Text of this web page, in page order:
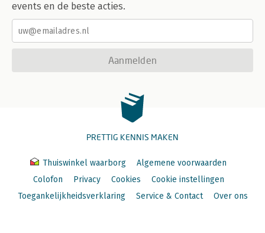
events en de beste acties.
Aanmelden
PRETTIG KENNIS MAKEN
Thuiswinkel waarborg
Algemene voorwaarden
Colofon
Privacy Cookies
Cookie instellingen
Toegankelijkheidsverklaring
Service & Contact Over ons